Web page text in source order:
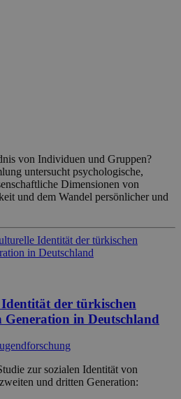
von Individuen und Gruppen?
untersucht psychologische,
Dimensionen von
und dem Wandel persönlicher und
der türkischen
in Deutschland
zur sozialen Identität von
und dritten Generation: